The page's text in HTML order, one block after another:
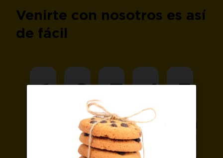
Venirte con nosotros es así
de fácil
1
Selecciona
2
Inicia
tu
pedido
3
SMS
Tras
4 5